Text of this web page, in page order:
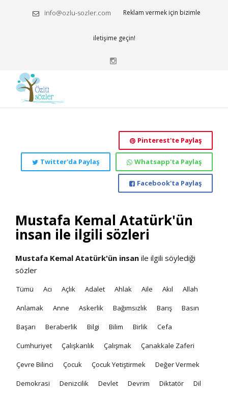
info@ozlu-sozler.com Reklam vermek için bizimle
iletişime geçin!
Pinterest'te Paylaş
Whatsapp'ta Paylaş
Twitter'da Paylaş
Facebook'ta Paylaş
Mustafa Kemal Atatürk'ün
insan ile ilgili sözleri
Mustafa Kemal Atatürk'ün insan ile ilgili söylediği
sözler
Tümü Acı Açlık Adalet Ahlak Aile Akıl Allah
Anlamak Anne Askerlik Bağımsızlık Barış Basın
Başarı Beraberlik Bilgi Bilim Birlik Cefa
Cumhuriyet Çalışkanlık Çalışmak Çanakkale Zaferi
Çevre Bilinci Çocuk Çocuk Yetiştirmek Değer Vermek
Demokrasi Denizcilik Devlet Devrim Diktatör Dil